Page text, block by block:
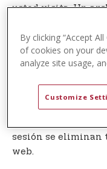
usted visita. Un
su navegador web
tercero lo
sea más fácil y el
por ”sesión”. Las
en su
sesión se eliminan
web.
By clicking “Accept
of cookies on your
analyze site usage,
Customize